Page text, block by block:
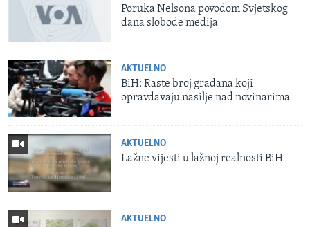
Poruka Nelsona povodom Svjetskog
dana slobode medija
AKTUELNO
BiH: Raste broj građana koji
opravdavaju nasilje nad novinarima
AKTUELNO
Lažne vijesti u lažnoj realnosti BiH
AKTUELNO